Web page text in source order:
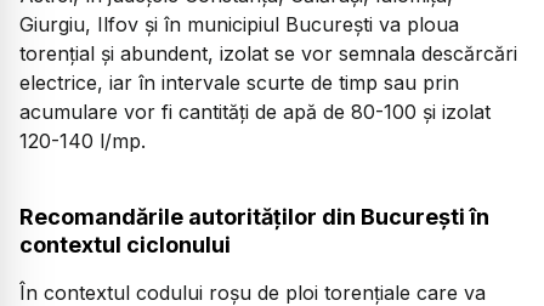
Giurgiu, Ilfov şi în municipiul Bucureşti va ploua
torenţial şi abundent, izolat se vor semnala descărcări
electrice, iar în intervale scurte de timp sau prin
acumulare vor fi cantităţi de apă de 80-100 şi izolat
120-140 l/mp.
Recomandările autorităților din București în
contextul ciclonului
În contextul codului roșu de ploi torențiale care va